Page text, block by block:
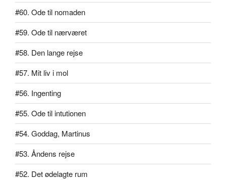
#60. Ode til nomaden
#59. Ode til nærværet
#58. Den lange rejse
#57. Mit liv i mol
#56. Ingenting
#55. Ode til intutionen
#54. Goddag, Martinus
#53. Åndens rejse
#52. Det ødelagte rum